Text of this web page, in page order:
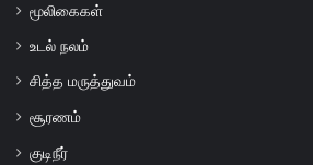
மூலிகைகள்
உடல் நலம்
சித்த மருத்துவம்
சூரணம்
குடிநீர்